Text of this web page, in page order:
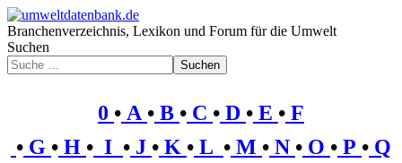
Branchenverzeichnis, Lexikon und Forum für die Umwelt
Suchen
Suchen
0 • A • B • C • D • E • F
• G • H • I • J • K • L • M • N • O • P • Q